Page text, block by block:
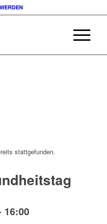
stattgefunden.
16:00